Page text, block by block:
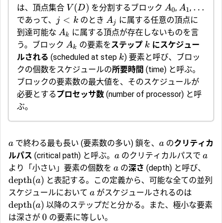
は、頂点集合 V (D) を分割するブロック A0, A1, …
であって、 j < k のとき Aj
に属する任意の頂点に
到達可能な Ak
に属する頂点が存在しないものを言
う。ブロック Ak の要素を ステップ k にスケジュー
ルされる (scheduled at step k) 要素と呼び、ブロッ
クの個数をスケジュールの所要時間 (time) と呼ぶ。
ブロックの要素数の最大値を、そのスケジュールが
必要とするプロセッサ数 (number of processor) と呼
ぶ。
a で終わる最も長い (要素数の多い) 鎖を、 a のクリティカ
ルパス (critical path) と呼ぶ。 a のクリティカルパスで a
より「小さい」要素の個数を a の深さ (depth) と呼び、
depth(a) と表記する。この定義から、可能な全ての並列
スケジュールにおいて a がスケジュールされるのは
depth(a) 以降のステップだと分かる。また、極小な要素
は深さが 0 の要素に等しい。